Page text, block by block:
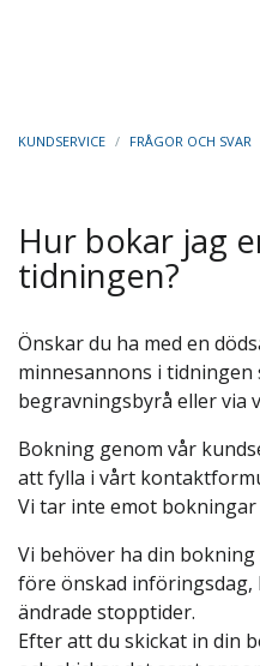
KUNDSERVICE / FRÅGOR OCH SVAR
Hur bokar jag
tidningen?
Önskar du ha med en
minnesannons i tidningen
begravningsbyrå eller via
Bokning genom vår
att fylla i vårt
Vi tar inte emot
Vi behöver ha din
före önskad
ändrade stopptider.
Efter att du skickat in din